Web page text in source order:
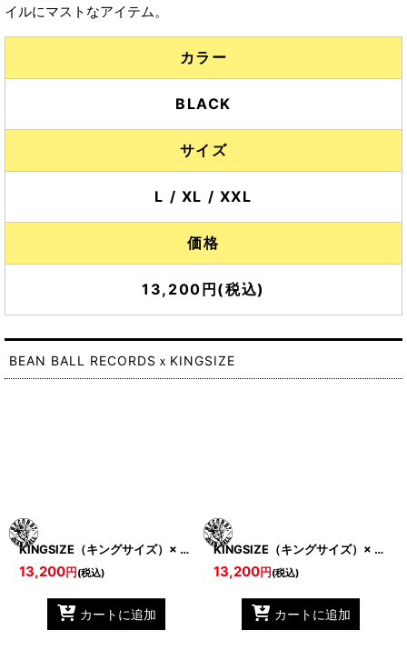
イルにマストなアイテム。
カラー
BLACK
サイズ
L / XL / XXL
価格
13,200円(税込)
BEAN BALL RECORDSｘKINGSIZE
KINGSIZE（キングサイズ）× BEAN BALL RECORDS “BEANBALL/KS GAME SHIRTS”
13,200円 (税込)
カートに追加
KINGSIZE（キングサイズ）× BEAN BALL RECORDS “BEANBALL/KS GAME SHIRTS”
13,200円 (税込)
カートに追加